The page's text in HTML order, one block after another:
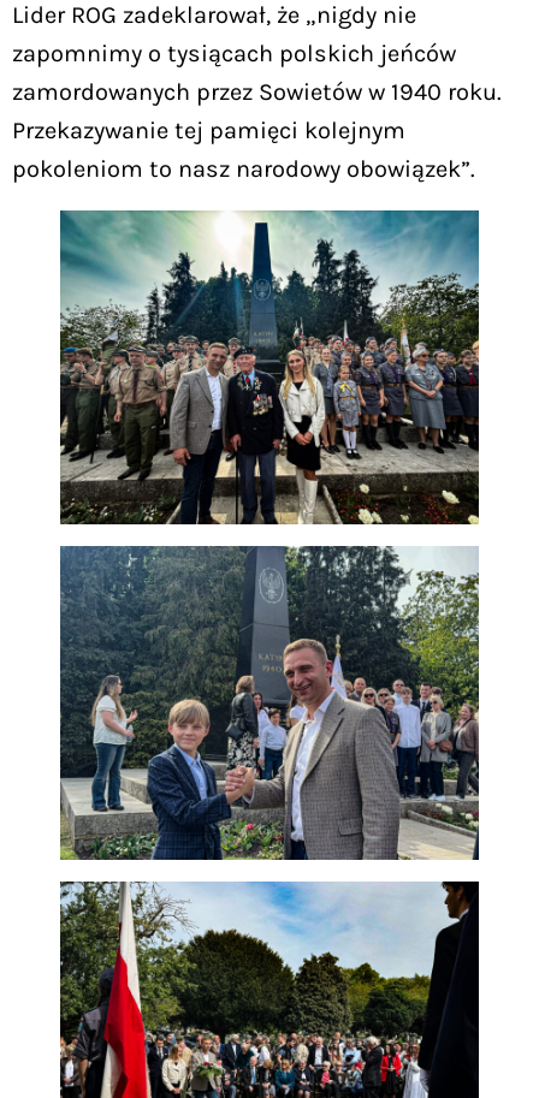
Lider ROG zadeklarował, że „nigdy nie
zapomnimy o tysiącach polskich jeńców
zamordowanych przez Sowietów w 1940 roku.
Przekazywanie tej pamięci kolejnym
pokoleniom to nasz narodowy obowiązek”.